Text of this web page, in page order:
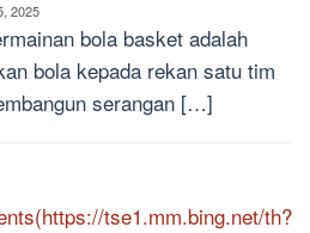
2025
bola basket adalah
bola kepada rekan satu tim
serangan […]
tse1.mm.bing.net/th?